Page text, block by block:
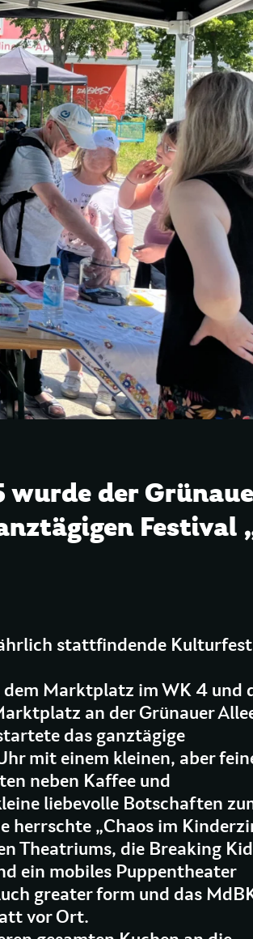
der
Festival
stattfindende
Marktplatz im WK 4 und
an der Grünauer
das ganztägige
mit einem kleinen, aber
neben Kaffee und
liebevolle Botschaften
herrschte „Chaos im
Theatriums, die Breaking
ein mobiles Puppentheater
greater form und das
vor Ort.